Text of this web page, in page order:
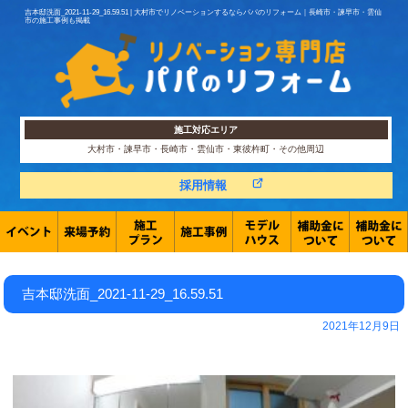
吉本邸洗面_2021-11-29_16.59.51 | 大村市でリノベーションするならパパのリフォーム｜長崎市・諫早市・雲仙
市の施工事例も掲載
施工対応エリア
大村市・諫早市・長崎市・雲仙市・東彼杵町・その他周辺
採用情報
吉本邸洗面_2021-11-29_16.59.51
2021年12月9日